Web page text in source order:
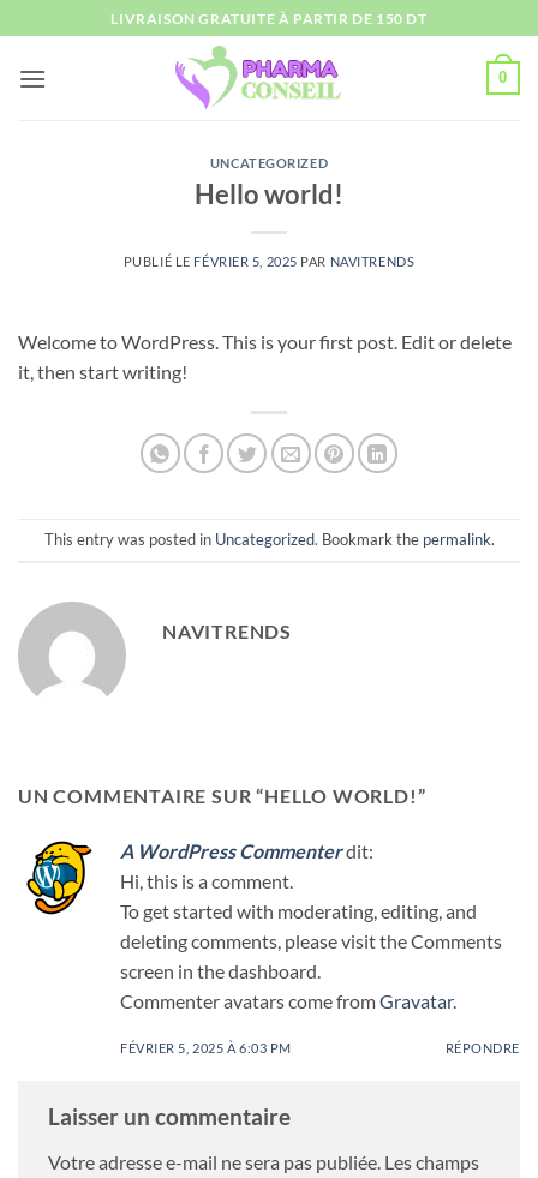
au
contenu
LIVRAISON GRATUITE À PARTIR DE 150 DT
0
UNCATEGORIZED
Hello world!
PUBLIÉ LE FÉVRIER 5, 2025 PAR NAVITRENDS
Welcome to WordPress. This is your first post. Edit or delete
it, then start writing!
This entry was posted in Uncategorized. Bookmark the permalink.
NAVITRENDS
UN COMMENTAIRE SUR “HELLO WORLD!”
A WordPress Commenterdit:
Hi, this is a comment.
To get started with moderating, editing, and
deleting comments, please visit the Comments
screen in the dashboard.
Commenter avatars come fromGravatar.
FÉVRIER 5, 2025 À 6:03 PM RÉPONDRE
Laisser un commentaire
Votre adresse e-mail ne sera pas publiée. Les champs